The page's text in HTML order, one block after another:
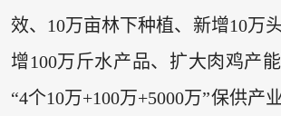
效、10万亩林下种植、新增10万
增100万斤水产品、扩大肉鸡产
“4个10万+100万+5000万”保供产